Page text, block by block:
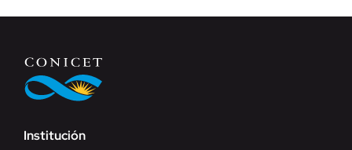
Institución